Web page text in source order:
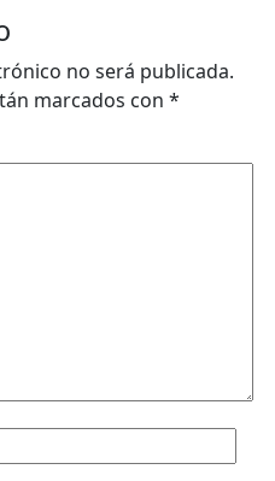
no será publicada.
marcados con *